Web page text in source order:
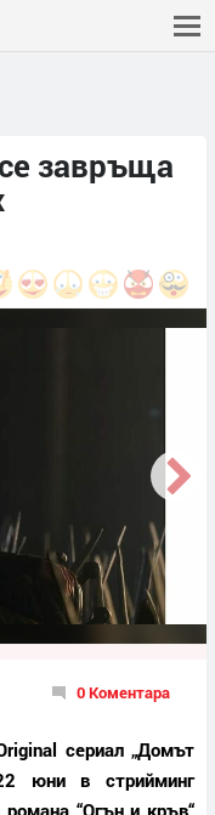
завръща
0 Коментара
сериал „Домът
юни в стрийминг
“Огън и кръв“